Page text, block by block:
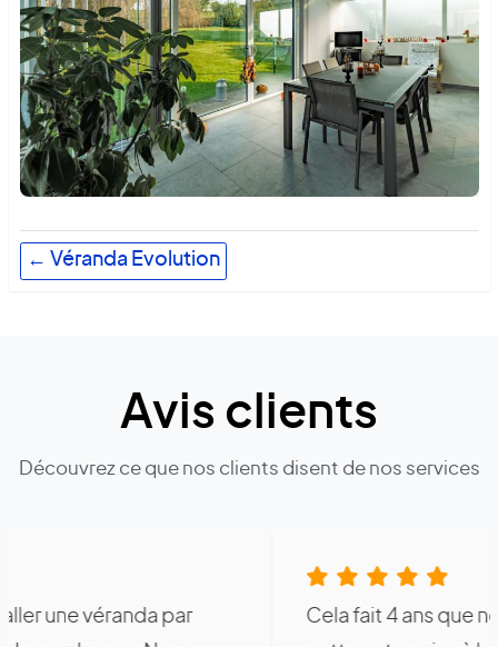
← Véranda Evolution
Avis clients
Découvrez ce que nos clients disent de nos services
Cela fait 4 ans que nous avions contacté